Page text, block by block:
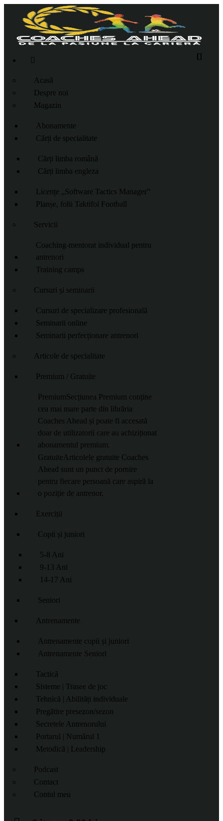
Acasă
Despre noi
Magazin
Abonamente
Cărți de specialitate
Cărți limba română
Cărți limba engleza
Licențe „Software Tactics Manager”
Planșe, folii Taktifol Football
Servicii
Coaching-mentorat individual pentru
antrenori
Training camps
Cursuri și seminarii
Cursuri de specializare profesională
Seminarii online
Seminarii perfecționare antrenori
Articole de specialitate
Premium / Gratuite
PremiumSecțiunea Premium conține
cea mai mare parte din librăria
Coaches Ahead și poate fi accesată
doar de utilizatorii care au achiziționat
abonamentul premium.
Gratuite Articolele gratuite Coaches
Ahead sunt un punct de pornire
pentru fiecare persoană care aspiră la
o poziție de antrenor.
Exerciții
Copii și juniori
5-8 Ani
9-13 Ani
14-17 Ani
Seniori
Antrenamente
Antrenamente copii și juniori
Antrenamente Seniori
Tactică
Sisteme | Trasee de joc
Tehnică | Abilități individuale
Pregătire presezon/sezon
Secretele Antrenorului
Portarul | Numărul 1
Metodică | Leadership
Podcast
Contact
Contul meu